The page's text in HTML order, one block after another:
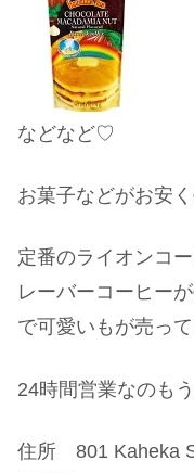
などなど♡
お菓子などがお安
定番のライオンコ
レーバーコーヒー
で可愛いもが売っ
24時間営業なのも
住所 801 Kaheka